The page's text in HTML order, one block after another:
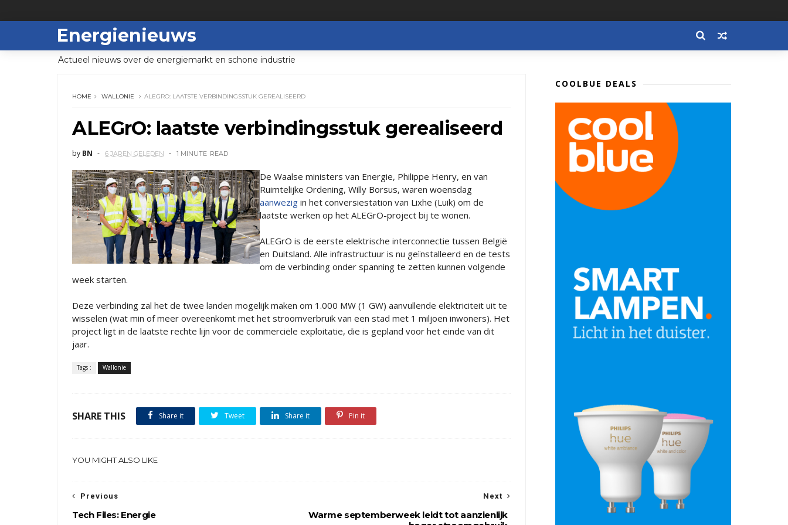
Energienieuws
Actueel nieuws over de energiemarkt en schone industrie
HOME WALLONIE ALEGRO: LAATSTE VERBINDINGSSTUK GEREALISEERD
ALEGrO: laatste verbindingsstuk gerealiseerd
by BN 6 JAREN GELEDEN 1 MINUTE READ
De Waalse ministers van Energie, Philippe Henry, en van
Ruimtelijke Ordening, Willy Borsus, waren woensdag
aanwezig in het conversiestation van Lixhe (Luik) om de
laatste werken op het ALEGrO-project bij te wonen.
ALEGrO is de eerste elektrische interconnectie tussen België
en Duitsland. Alle infrastructuur is nu geïnstalleerd en de tests
om de verbinding onder spanning te zetten kunnen volgende
week starten.
Deze verbinding zal het de twee landen mogelijk maken om 1.000 MW (1 GW) aanvullende elektriciteit uit te
wisselen (wat min of meer overeenkomt met het stroomverbruik van een stad met 1 miljoen inwoners). Het
project ligt in de laatste rechte lijn voor de commerciële exploitatie, die is gepland voor het einde van dit
jaar.
Tags : Wallonie
SHARE THIS Share it Tweet Share it Pin it
YOU MIGHT ALSO LIKE
Next
Warme septemberweek leidt tot aanzienlijk
Previous
Tech Files: Energie
COOLBUE DEALS